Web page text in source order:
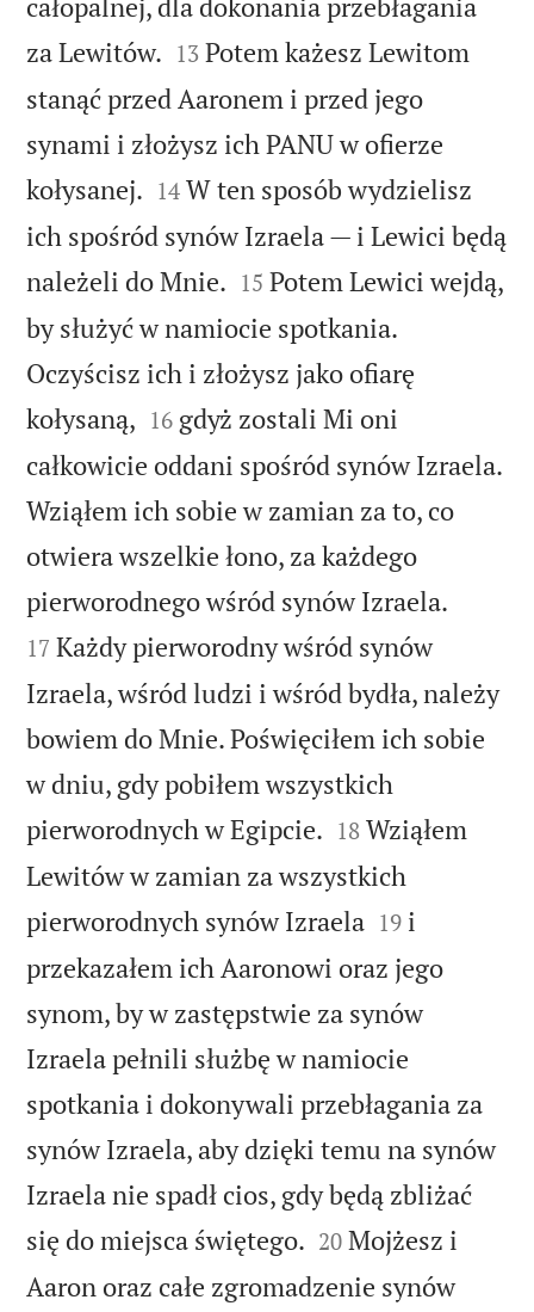
za Lewitów. 

13 Potem każesz Lewitom
stanąć przed Aaronem i przed jego
synami i złożysz ich PANU w ofierze
kołysanej. 

14 W ten sposób wydzielisz
ich spośród synów Izraela — i Lewici będą
należeli do Mnie. 

15 Potem Lewici wejdą,
by służyć w namiocie spotkania.
Oczyścisz ich i złożysz jako ofiarę
kołysaną, 

16 gdyż zostali Mi oni
całkowicie oddani spośród synów Izraela.
Wziąłem ich sobie w zamian za to, co
otwiera wszelkie łono, za każdego
pierworodnego wśród synów Izraela.
17 Każdy pierworodny wśród synów
Izraela, wśród ludzi i wśród bydła, należy
bowiem do Mnie. Poświęciłem ich sobie
w dniu, gdy pobiłem wszystkich
pierworodnych w Egipcie. 

18 Wziąłem
Lewitów w zamian za wszystkich
pierworodnych synów Izraela
19 i
przekazałem ich Aaronowi oraz jego
synom, by w zastępstwie za synów
Izraela pełnili służbę w namiocie
spotkania i dokonywali przebłagania za
synów Izraela, aby dzięki temu na synów
Izraela nie spadł cios, gdy będą zbliżać
się do miejsca świętego. 

20 Mojżesz i
Aaron oraz całe zgromadzenie synów